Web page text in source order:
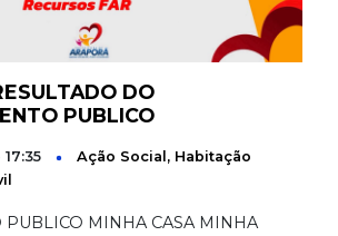
DO
PUBLICO
Ação Social, Habitação
PUBLICO MINHA CASA MINHA